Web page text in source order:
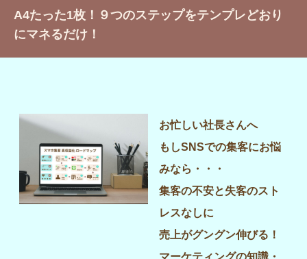
A4たった1枚！９つのステップをテンプレどおり
にマネるだけ！
お忙しい社長さんへ
もしSNSでの集客にお悩
みなら・・・
集客の不安と失客のスト
レスなしに
売上がグングン伸びる！
マーケティングの知識・